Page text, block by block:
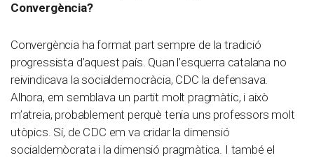
Convergència?
Convergència ha format part sempre de la tradició
progressista d’aquest país. Quan l’esquerra catalana no
reivindicava la socialdemocràcia, CDC la defensava.
Alhora, em semblava un partit molt pragmàtic, i això
m’atreia, probablement perquè tenia uns professors molt
utòpics. Sí, de CDC em va cridar la dimensió
socialdemòcrata i la dimensió pragmàtica. I també el